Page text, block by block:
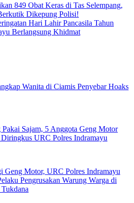
849 Obat Keras di Tas Selempang,
Dikepung Polisi!
Hari Lahir Pancasila Tahun
Berlangsung Khidmat
Wanita di Ciamis Penyebar Hoaks
Sajam, 5 Anggota Geng Motor
URC Polres Indramayu
Geng Motor, URC Polres Indramayu
Pengrusakan Warung Warga di